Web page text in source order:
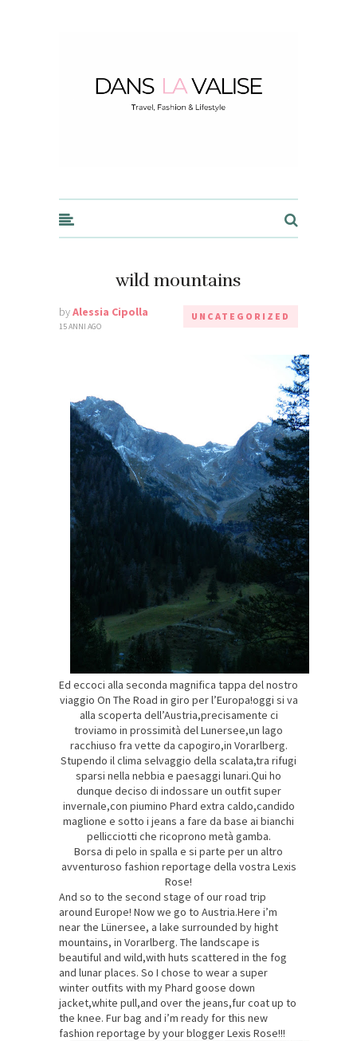
wild mountains
byAlessia Cipolla
15 ANNI AGO
UNCATEGORIZED
Ed eccoci alla seconda magnifica tappa del nostro
viaggio On The Road in giro per l’Europa!oggi si va
alla scoperta dell’Austria,precisamente ci
troviamo in prossimità del Lunersee,un lago
racchiuso fra vette da capogiro,in Vorarlberg.
Stupendo il clima selvaggio della scalata,tra rifugi
sparsi nella nebbia e paesaggi lunari.Qui ho
dunque deciso di indossare un outfit super
invernale,con piumino Phard extra caldo,candido
maglione e sotto i jeans a fare da base ai bianchi
pellicciotti che ricoprono metà gamba.
Borsa di pelo in spalla e si parte per un altro
avventuroso fashion reportage della vostra Lexis
Rose!
And so to the second stage of ourroad trip
around Europe! Nowwe go to Austria.Here i’m
near the Lünersee, a lake surrounded byhight
mountains, in Vorarlberg. The landscape is
beautiful and wild,with huts scattered in the fog
and lunar places. So I chose to wear a super
winteroutfits with my Phard goose down
jacket,white pull,and over the jeans,fur coat up to
the knee. Fur bag and i’m ready for this new
fashion reportage by your blogger Lexis Rose!!!